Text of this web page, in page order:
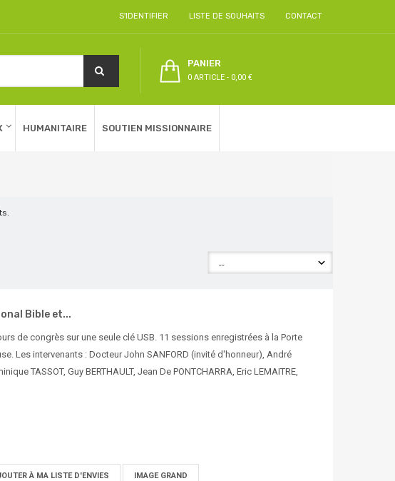
S'IDENTIFIER LISTE DE SOUHAITS CONTACT
PANIER
0 ARTICLE - 0,00 €
HUMANITAIRE SOUTIEN MISSIONNAIRE
Bible et...
de congrès sur une seule clé USB. 11 sessions enregistrées à la Porte
Les intervenants : Docteur John SANFORD (invité d'honneur), André
TASSOT, Guy BERTHAULT, Jean De PONTCHARRA, Eric LEMAITRE,
À MA LISTE D'ENVIES IMAGE GRAND